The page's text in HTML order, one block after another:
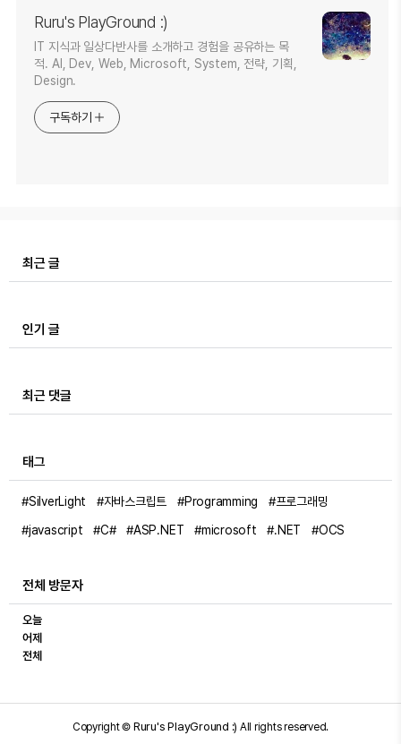
Ruru's PlayGround :)
IT 지식과 일상다반사를 소개하고 경험을 공유하는 목
적. AI, Dev, Web, Microsoft, System, 전략, 기획,
Design.
구독하기
최근 글
인기 글
최근 댓글
태그
#SilverLight #자바스크립트 #Programming
#프로그래밍
#javascript
#C# #ASP.NET #microsoft #.NET #OCS
전체 방문자
오늘
어제
전체
Copyright © Ruru's PlayGround :) All rights reserved.